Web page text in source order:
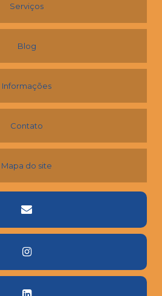
Serviços
Blog
Informações
Contato
Mapa do site